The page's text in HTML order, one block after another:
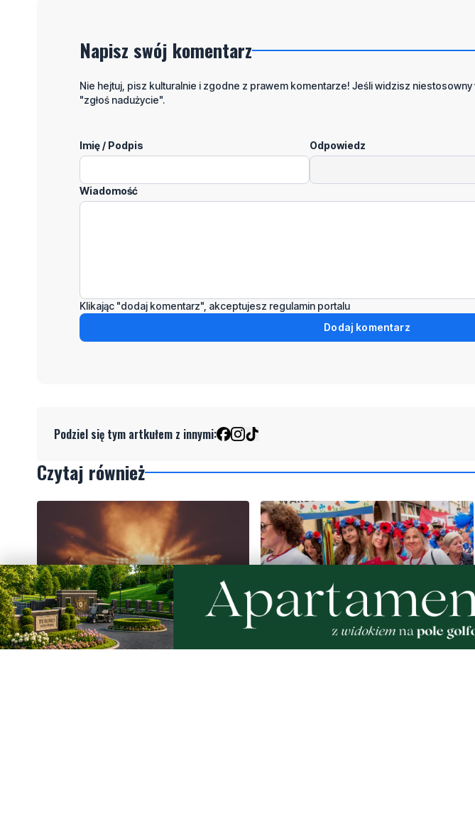
Napisz swój komentarz
Nie hejtuj, pisz kulturalnie i zgodne z prawem komentarze! Jeśli widzisz
"zgłoś nadużycie".
Imię / Podpis Odpowiedz
Wiadomość
Klikając "dodaj komentarz", akceptujesz regulamin portalu
Dodaj komentarz
Podziel się tym artkułem z innymi:
Czytaj również
NOWE
Weekend pełen atrakcji w powiecie
słupskim. Sprawdź, co zaplanowano
NOWE
Kolorowy korowód, muzyka i
regionalne smaki. Nadchodzi